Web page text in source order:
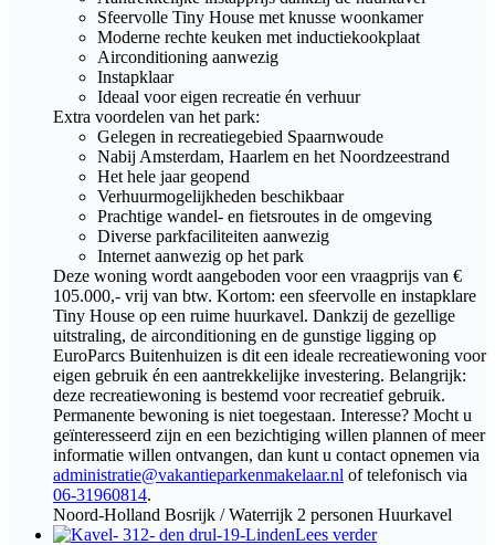
Sfeervolle Tiny House met knusse woonkamer
Moderne rechte keuken met inductiekookplaat
Airconditioning aanwezig
Instapklaar
Ideaal voor eigen recreatie én verhuur
Extra voordelen van het park:
Gelegen in recreatiegebied Spaarnwoude
Nabij Amsterdam, Haarlem en het Noordzeestrand
Het hele jaar geopend
Verhuurmogelijkheden beschikbaar
Prachtige wandel- en fietsroutes in de omgeving
Diverse parkfaciliteiten aanwezig
Internet aanwezig op het park
Deze woning wordt aangeboden voor een vraagprijs van €
105.000,- vrij van btw. Kortom: een sfeervolle en instapklare
Tiny House op een ruime huurkavel. Dankzij de gezellige
uitstraling, de airconditioning en de gunstige ligging op
EuroParcs Buitenhuizen is dit een ideale recreatiewoning voor
eigen gebruik én een aantrekkelijke investering. Belangrijk:
deze recreatiewoning is bestemd voor recreatief gebruik.
Permanente bewoning is niet toegestaan. Interesse? Mocht u
geïnteresseerd zijn en een bezichtiging willen plannen of meer
informatie willen ontvangen, dan kunt u contact opnemen via
administratie@vakantieparkenmakelaar.nl of telefonisch via
06-31960814.
Noord-Holland Bosrijk / Waterrijk 2 personen Huurkavel
Lees verder